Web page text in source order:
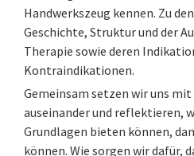
Handwerkszeug kennen. Zu
Geschichte, Struktur und der
Therapie sowie deren
Kontraindikationen.
Gemeinsam setzen wir uns
auseinander und reflektieren,
Grundlagen bieten können,
können. Wie sorgen wir dafür,